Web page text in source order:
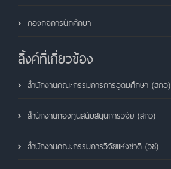
กองกิจการนักศึกษา
ลิ้งค์ที่เกี่ยวข้อง
สำนักงานคณะกรรมการการอุดมศึกษา (สกอ)
สำนักงานกองทุนสนับสนุนการวิจัย (สกว)
สำนักงานคณะกรรมการวิจัยแห่งชาติ (วช)